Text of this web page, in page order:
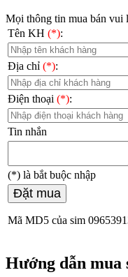
Mọi thông tin mua bán vui
Tên KH (*):
Địa chỉ (*):
Điện thoại (*):
Tin nhắn
(*) là bắt buộc nhập
Đặt mua
Mã MD5 của sim
Hướng dẫn mua